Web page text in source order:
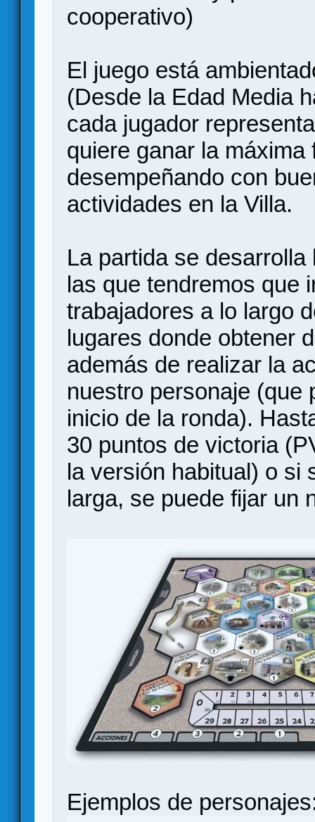
cooperativo)
El juego está
(Desde la Edad Media
cada jugador
quiere ganar la máxima
desempeñando con
actividades en la Villa.
La partida se
las que tendremos que
trabajadores a lo largo
lugares donde obtener
además de realizar la
nuestro personaje (que
inicio de la ronda).
30 puntos de victoria
la versión habitual) o si
larga, se puede fijar un
Ejemplos de